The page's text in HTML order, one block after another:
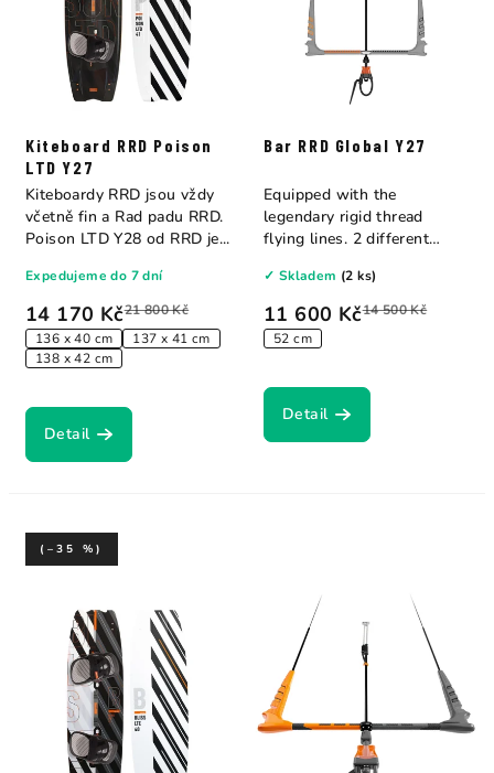
Kiteboard RRD Poison
LTD Y27
14 170 Kč21 800 Kč
136 x 40 cm
137 x 41 cm
138 x 42 cm
Expedujeme do 7 dní
Detail
Kiteboardy RRD jsou vždy
včetně fin a Rad padu RRD.
Poison LTD Y28 od RRD je...
Bar RRD Global Y27
11 600 Kč14 500 Kč
52 cm
✓ Skladem (2 ks)
Detail
Equipped with the
legendary rigid thread
flying lines. 2 different
(–35 %)